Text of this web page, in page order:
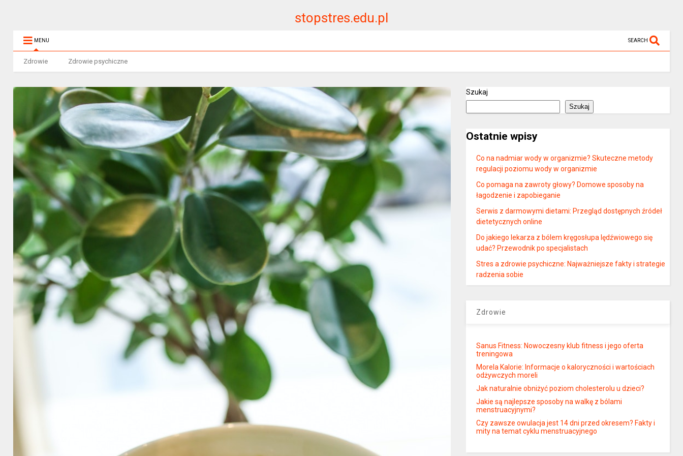
stopstres.edu.pl
MENU SEARCH
Zdrowie Zdrowie psychiczne
Szukaj
Szukaj
Ostatnie wpisy
Co na nadmiar wody w organizmie? Skuteczne metody
regulacji poziomu wody w organizmie
Co pomaga na zawroty głowy? Domowe sposoby na
łagodzenie i zapobieganie
Serwis z darmowymi dietami: Przegląd dostępnych źródeł
dietetycznych online
Do jakiego lekarza z bólem kręgosłupa lędźwiowego się
udać? Przewodnik po specjalistach
Stres a zdrowie psychiczne: Najważniejsze fakty i strategie
radzenia sobie
Zdrowie
Sanus Fitness: Nowoczesny klub fitness i jego oferta
treningowa
Morela Kalorie: Informacje o kaloryczności i wartościach
odżywczych moreli
Jak naturalnie obniżyć poziom cholesterolu u dzieci?
Jakie są najlepsze sposoby na walkę z bólami
menstruacyjnymi?
Czy zawsze owulacja jest 14 dni przed okresem? Fakty i
mity na temat cyklu menstruacyjnego